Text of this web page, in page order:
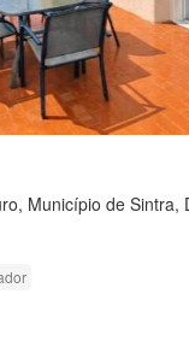
Município de Sintra,